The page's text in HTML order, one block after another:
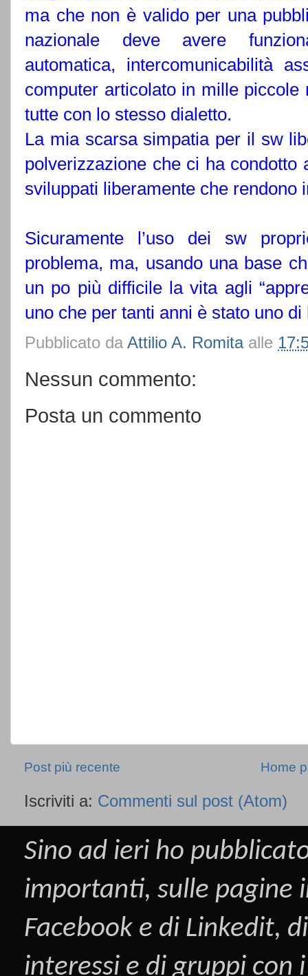
ma che non è valido per una
nazionale deve avere
automatica, intercomunicabilità
computer articolato in mille
tutte con lo stesso dialetto.
La mia scarsa simpatia per il sw
polverizzazione che ci ha
sviluppati liberamente che rendono
Sicuramente l’uso dei sw
problema, ma, usando una base
un po più difficile la vita agli
uno che per tanti anni è stato uno di
Pubblicato da Attilio A. Romita alle
Nessun commento:
Posta un commento
Post più recente Home
Iscriviti a: Commenti sul post (Atom)
Sino ad ieri ho
importanti, sulle pagine
Facebook e di Linkedit,
interessi e di gruppi con